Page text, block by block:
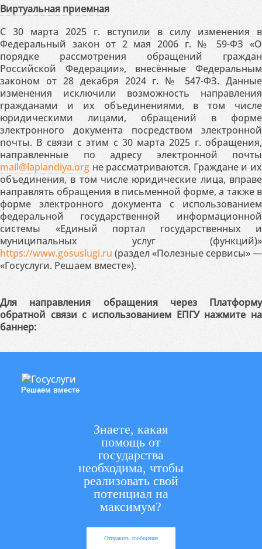
Виртуальная приемная
С 30 марта 2025 г. вступили в силу изменения в
Федеральный закон от 2 мая 2006 г. № 59-ФЗ «О
порядке рассмотрения обращений граждан
Российской Федерации», внесённые Федеральным
законом от 28 декабря 2024 г. № 547-ФЗ. Данные
изменения исключили возможность направления
гражданами и их объединениями, в том числе
юридическими лицами, обращений в форме
электронного документа посредством электронной
почты. В связи с этим с 30 марта 2025 г. обращения,
направленные по адресу электронной почты
mail@laplandiya.org не рассматриваются. Граждане и их
объединения, в том числе юридические лица, вправе
направлять обращения в письменной форме, а также в
форме электронного документа с использованием
федеральной государственной информационной
системы «Единый портал государственных и
муниципальных услуг (функций)»
https://www.gosuslugi.ru (раздел «Полезные сервисы» —
«Госуслуги. Решаем вместе»).
Для направления обращения через Платформу
обратной связи с использованием ЕПГУ нажмите на
баннер:
Решаем вместе
Знаете, какая
помощь от
государства
необходима, чтобы
реализовать свой
потенциал на
максимум?
Отправить сообщение